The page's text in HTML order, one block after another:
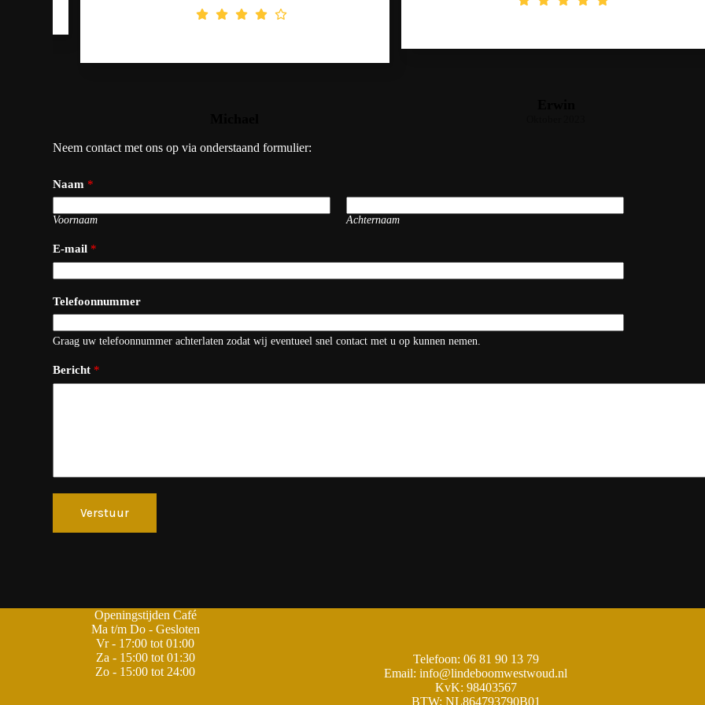
Neem contact met ons op via onderstaand formulier:
Naam *
Voornaam Achternaam
E-mail *
Telefoonnummer
Graag uw telefoonnummer achterlaten zodat wij eventueel snel contact met u op kunnen nemen.
Bericht *
Verstuur
Openingstijden Café
Ma t/m Do - Gesloten
Vr - 17:00 tot 01:00
Za - 15:00 tot 01:30
Zo - 15:00 tot 24:00
Telefoon: 06 81 90 13 79
Email: info@lindeboomwestwoud.nl
KvK: 98403567
BTW: NL864793790B01